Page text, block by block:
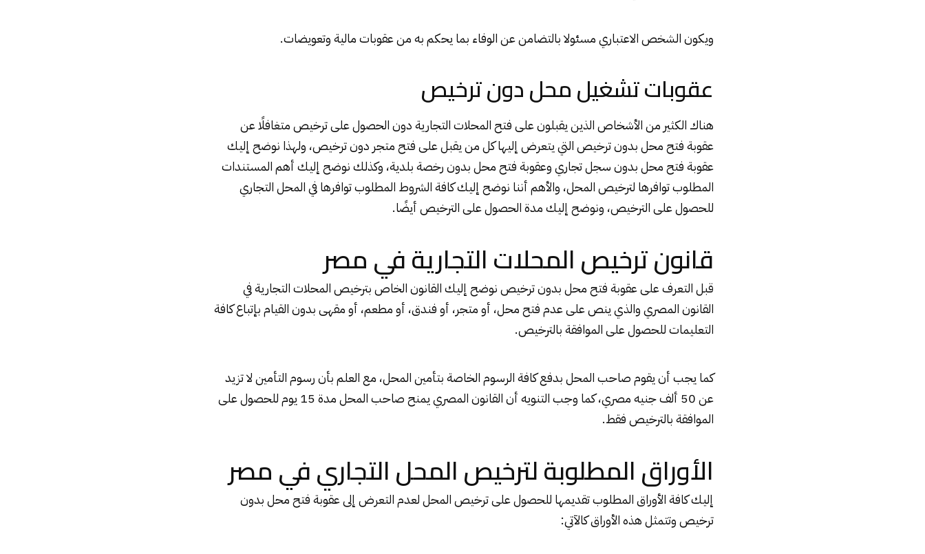
ويكون الشخص الاعتباري مسئولا بالتضامن عن الوفاء بما يحكم به من عقوبات مالية وتعويضات.
عقوبات تشغيل محل دون ترخيص
هناك الكثير من الأشخاص الذين يقبلون على فتح المحلات التجارية دون الحصول على ترخيص متغافلًا عن
عقوبة فتح محل بدون ترخيص التي يتعرض إليها كل من يقبل على فتح متجر دون ترخيص، ولهذا نوضح إليك
عقوبة فتح محل بدون سجل تجاري وعقوبة فتح محل بدون رخصة بلدية، وكذلك نوضح إليك أهم المستندات
المطلوب توافرها لترخيص المحل، والأهم أننا نوضح إليك كافة الشروط المطلوب توافرها في المحل التجاري
للحصول على الترخيص، ونوضح إليك مدة الحصول على الترخيص أيضًا.
قانون ترخيص المحلات التجارية في مصر
قبل التعرف على عقوبة فتح محل بدون ترخيص نوضح إليك القانون الخاص بترخيص المحلات التجارية في
القانون المصري والذي ينص على عدم فتح محل، أو متجر، أو فندق، أو مطعم، أو مقهى بدون القيام بإتباع كافة
التعليمات للحصول على الموافقة بالترخيص.
كما يجب أن يقوم صاحب المحل بدفع كافة الرسوم الخاصة بتأمين المحل، مع العلم بأن رسوم التأمين لا تزيد
عن 50 ألف جنيه مصري، كما وجب التنويه أن القانون المصري يمنح صاحب المحل مدة 15 يوم للحصول على
الموافقة بالترخيص فقط.
الأوراق المطلوبة لترخيص المحل التجاري في مصر
إليك كافة الأوراق المطلوب تقديمها للحصول على ترخيص المحل لعدم التعرض إلى عقوبة فتح محل بدون
ترخيص وتتمثل هذه الأوراق كالآتي: